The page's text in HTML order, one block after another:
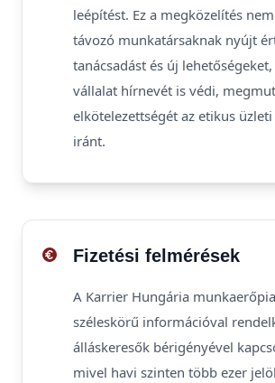
leépítést. Ez a megközelítés
távozó munkatársaknak nyújt
tanácsadást és új
vállalat hírnevét is védi,
elkötelezettségét az etikus
iránt.
Fizetési felmérések
A Karrier Hungária
széleskörű információval
álláskeresők bérigényével
mivel havi szinten több ezer